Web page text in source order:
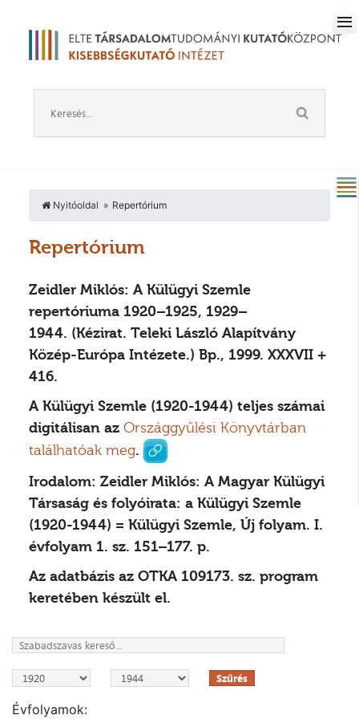
Nyitóoldal Repertórium
Repertórium
Zeidler Miklós: A Külügyi Szemle
repertóriuma 1920–1925, 1929–
1944. (Kézirat. Teleki László Alapítvány
Közép-Európa Intézete.) Bp., 1999. XXXVII +
416.
A Külügyi Szemle (1920-1944) teljes számai
digitálisan az Országgyűlési Könyvtárban
találhatóak meg.
Irodalom: Zeidler Miklós: A Magyar Külügyi
Társaság és folyóirata: a Külügyi Szemle
(1920-1944) = Külügyi Szemle, Új folyam. I.
évfolyam 1. sz. 151–177. p.
Az adatbázis az OTKA 109173. sz. program
keretében készült el.
Szűrés
Évfolyamok: